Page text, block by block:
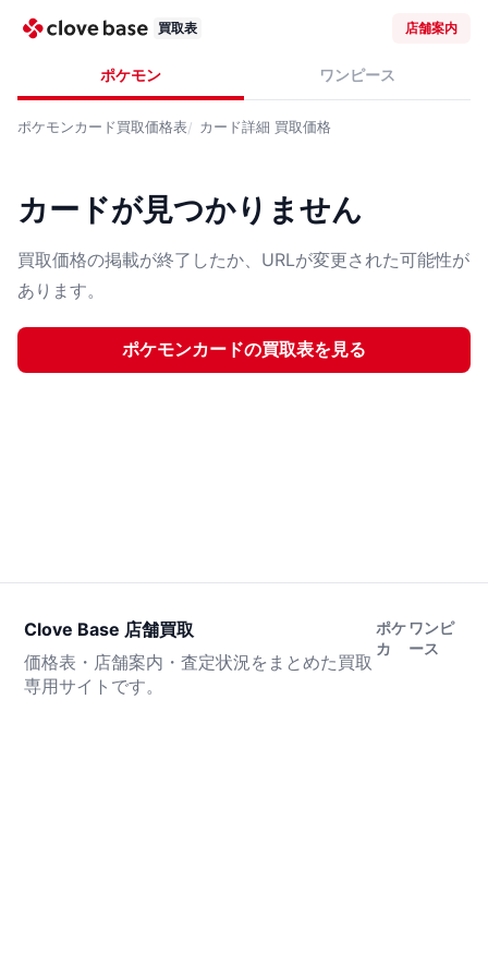
買取表 店舗案内
ポケモン ワンピース
ポケモンカード買取価格表 カード詳細 買取価格
カードが見つかりません
買取価格の掲載が終了したか、URLが変更された可能性が
あります。
ポケモンカードの買取表を見る
Clove Base 店舗買取
価格表・店舗案内・査定状況をまとめた買取
専用サイトです。
ポケ
カ
ワンピ
ース